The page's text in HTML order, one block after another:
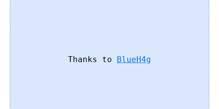
Thanks to BlueH4g